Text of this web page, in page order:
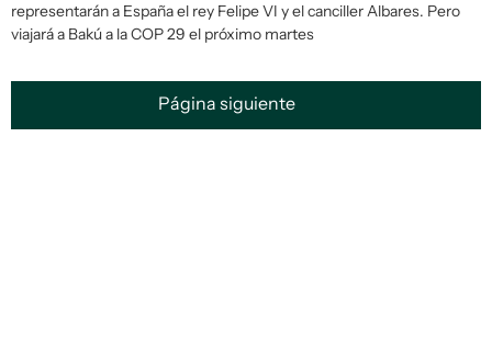
representarán a España el rey Felipe VI y el canciller Albares. Pero
viajará a Bakú a la COP 29 el próximo martes
Página siguiente